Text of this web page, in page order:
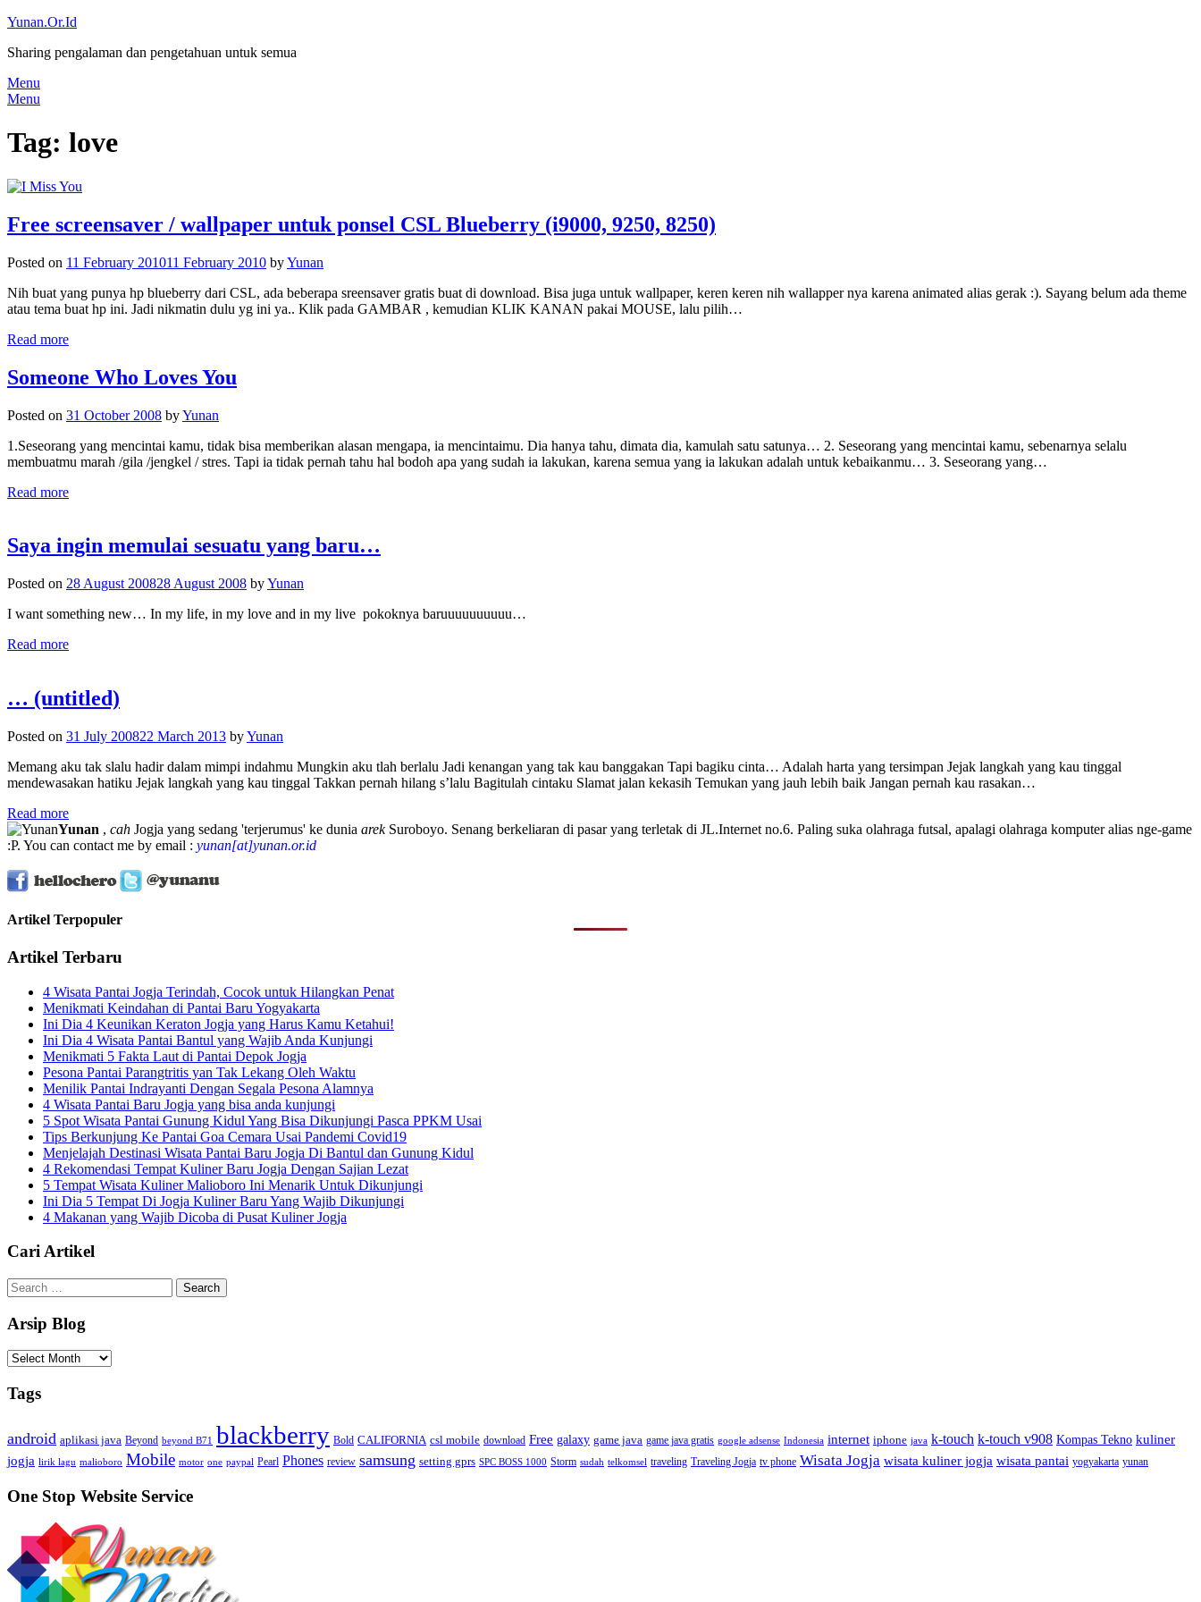
Skip
content
Yunan.Or.Id
Sharing pengalaman dan pengetahuan untuk semua
Menu
Menu
Tag: love
Free screensaver / wallpaper untuk ponsel CSL Blueberry (i9000, 9250, 8250)
Posted on 11 February 201011 February 2010 byYunan
Nih buat yang punya hp blueberry dari CSL, ada beberapa sreensaver gratis buat di download. Bisa juga untuk wallpaper, keren keren nih wallapper nya karena animated alias gerak :). Sayang belum ada theme
atau tema buat hp ini. Jadi nikmatin dulu yg ini ya.. Klik pada GAMBAR , kemudian KLIK KANAN pakai MOUSE, lalu pilih…
Read more
Someone Who Loves You
Posted on 31 October 2008 byYunan
1.Seseorang yang mencintai kamu, tidak bisa memberikan alasan mengapa, ia mencintaimu. Dia hanya tahu, dimata dia, kamulah satu satunya… 2. Seseorang yang mencintai kamu, sebenarnya selalu
membuatmu marah /gila /jengkel / stres. Tapi ia tidak pernah tahu hal bodoh apa yang sudah ia lakukan, karena semua yang ia lakukan adalah untuk kebaikanmu… 3. Seseorang yang…
Read more
Saya ingin memulai sesuatu yang baru…
Posted on 28 August 200828 August 2008 byYunan
I want something new… In my life, in my love and in my live pokoknya baruuuuuuuuuu…
Read more
… (untitled)
Posted on 31 July 200822 March 2013 byYunan
Memang aku tak slalu hadir dalam mimpi indahmu Mungkin aku tlah berlalu Jadi kenangan yang tak kau banggakan Tapi bagiku cinta… Adalah harta yang tersimpan Jejak langkah yang kau tinggal
mendewasakan hatiku Jejak langkah yang kau tinggal Takkan pernah hilang s’lalu Bagitulah cintaku Slamat jalan kekasih Temukan yang jauh lebih baik Jangan pernah kau rasakan…
Read more
Yunan , cah Jogja yang sedang 'terjerumus' ke dunia arekSuroboyo. Senang berkeliaran di pasar yang terletak di JL.Internet no.6. Paling suka olahraga futsal, apalagi olahraga komputer alias nge-game
:P. You can contact me by email : yunan[at]yunan.or.id
Artikel Terpopuler
Artikel Terbaru
4 Wisata Pantai Jogja Terindah, Cocok untuk Hilangkan Penat
Menikmati Keindahan di Pantai Baru Yogyakarta
Ini Dia 4 Keunikan Keraton Jogja yang Harus Kamu Ketahui!
Ini Dia 4 Wisata Pantai Bantul yang Wajib Anda Kunjungi
Menikmati 5 Fakta Laut di Pantai Depok Jogja
Pesona Pantai Parangtritis yan Tak Lekang Oleh Waktu
Menilik Pantai Indrayanti Dengan Segala Pesona Alamnya
4 Wisata Pantai Baru Jogja yang bisa anda kunjungi
5 Spot Wisata Pantai Gunung Kidul Yang Bisa Dikunjungi Pasca PPKM Usai
Tips Berkunjung Ke Pantai Goa Cemara Usai Pandemi Covid19
Menjelajah Destinasi Wisata Pantai Baru Jogja Di Bantul dan Gunung Kidul
4 Rekomendasi Tempat Kuliner Baru Jogja Dengan Sajian Lezat
5 Tempat Wisata Kuliner Malioboro Ini Menarik Untuk Dikunjungi
Ini Dia 5 Tempat Di Jogja Kuliner Baru Yang Wajib Dikunjungi
4 Makanan yang Wajib Dicoba di Pusat Kuliner Jogja
Cari Artikel
Search
for:
Arsip Blog
Arsip
Tags
android aplikasi java Beyond beyond B71 blackberry Bold CALIFORNIA csl mobile download Free galaxy game java game java gratis google adsense Indonesia internet iphone java k-touch k-touch v908 Kompas Tekno kuliner
jogja lirik lagu malioboro Mobile motor one paypal Pearl Phones review samsung setting gprs SPC BOSS 1000 Storm sudah telkomsel traveling Traveling Jogja tv phone Wisata Jogja wisata kuliner jogja wisata pantai yogyakarta yunan
One Stop Website Service